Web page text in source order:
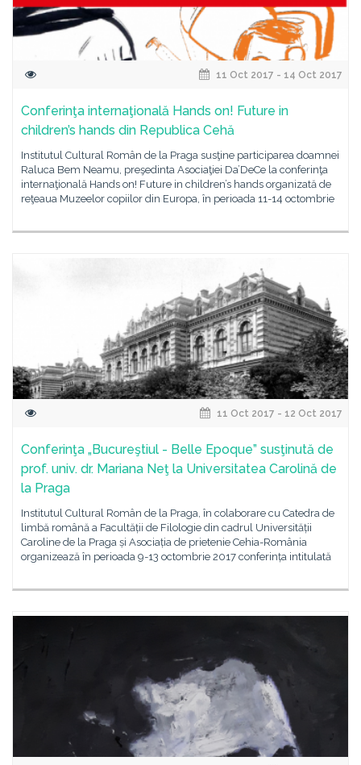
11 Oct 2017 - 14 Oct 2017
Conferinţa internaţională Hands on! Future in
children’s hands din Republica Cehă
Institutul Cultural Român de la Praga susţine participarea doamnei
Raluca Bem Neamu, preşedinta Asociaţiei Da’DeCe la conferinţa
internaţională Hands on! Future in children’s hands organizată de
reţeaua Muzeelor copiilor din Europa, în perioada 11-14 octombrie
11 Oct 2017 - 12 Oct 2017
Conferinţa „Bucureştiul - Belle Epoque” susţinută de
prof. univ. dr. Mariana Neţ la Universitatea Carolină de
la Praga
Institutul Cultural Român de la Praga, în colaborare cu Catedra de
limbă română a Facultății de Filologie din cadrul Universității
Caroline de la Praga și Asociația de prietenie Cehia-România
organizează în perioada 9-13 octombrie 2017 conferința intitulată